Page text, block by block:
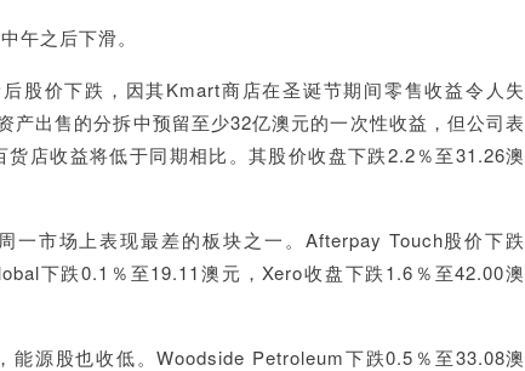
午之后下滑。
股价下跌，因其Kmart商店在圣诞节期间零售收益令人失
产出售的分拆中预留至少32亿澳元的一次性收益，但公司表
店收益将低于同期相比。其股价收盘下跌2.2％至31.26澳
一市场上表现最差的板块之一。Afterpay Touch股价下跌
下跌0.1％至19.11澳元，Xero收盘下跌1.6％至42.00澳
能源股也收低。Woodside Petroleum下跌0.5％至33.08澳